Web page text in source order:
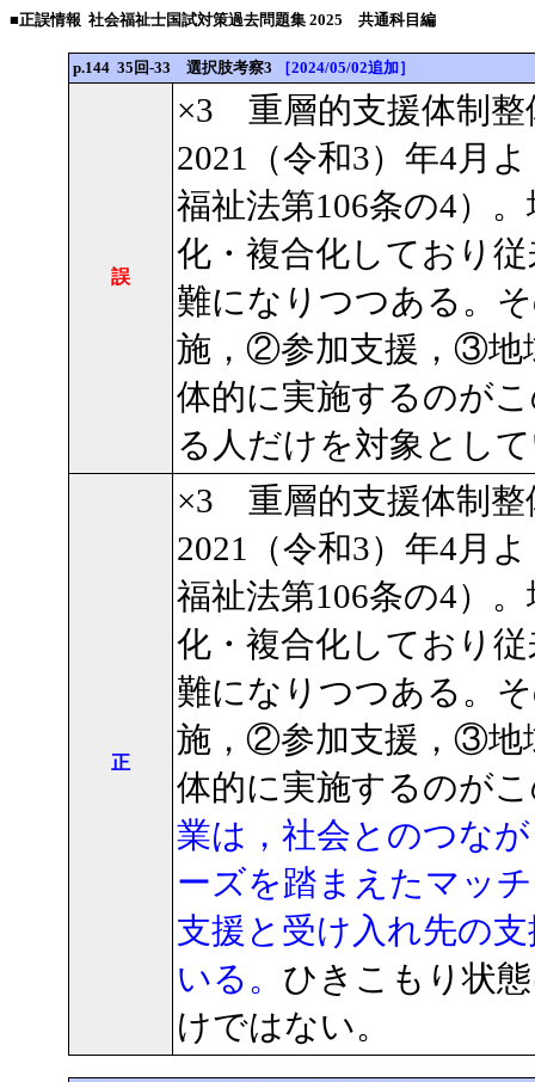
■正誤情報 社会福祉士国試対策過去問題集 2025 共通科目編
p.144 35回-33 選択肢考察3 ［2024/05/02追加］
誤
×3 重層的支援体制整
2021（令和3）年4月
福祉法第106条の4）
化・複合化しており
難になりつつある。
施，②参加支援，③地
体的に実施するのが
る人だけを対象とし
正
×3 重層的支援体制整
2021（令和3）年4月
福祉法第106条の4）
化・複合化しており
難になりつつある。
施，②参加支援，③地
体的に実施するのが
業は，社会とのつな
ーズを踏まえたマッ
支援と受け入れ先の
いる。 ひきこもり状
けではない。